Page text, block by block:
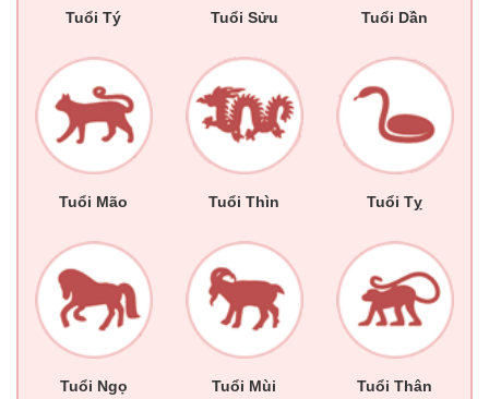
Tuổi Tý Tuổi Sửu Tuổi Dần
Tuổi Mão Tuổi Thìn Tuổi Tỵ
Tuổi Ngọ Tuổi Mùi Tuổi Thân